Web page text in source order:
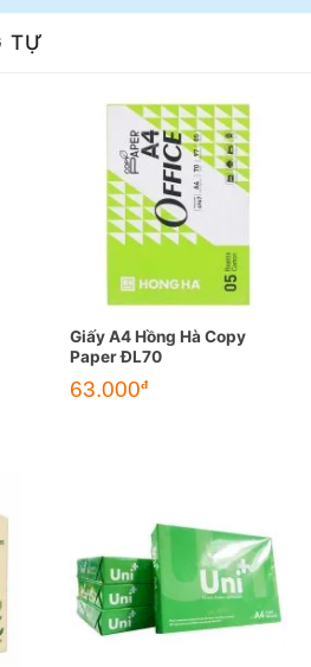
TỰ
Giấy A4 Hồng Hà Copy
Paper ĐL70
63.000đ